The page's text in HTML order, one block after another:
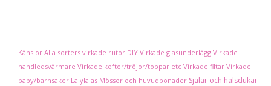
Känslor Alla sorters virkade rutor DIY Virkade glasunderlägg Virkade
handledsvärmare Virkade koftor/tröjor/toppar etc Virkade filtar Virkade
baby/barnsaker Lalylalas Mössor och huvudbonader Sjalar och halsdukar